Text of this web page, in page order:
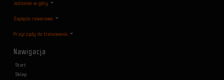
Jedzenie w góry
Zapięcia rowerowe
Przyrządy do trenowania
Nawigacja
Start
Sklep